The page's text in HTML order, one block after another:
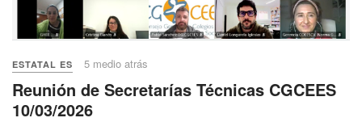
ESTATAL ES 5 medio atrás
Reunión de Secretarías Técnicas CGCEES
10/03/2026